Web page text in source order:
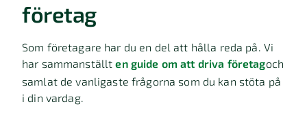
företag
Som företagare har du en del att hålla reda på. Vi
har sammanställten guide om att driva företagoch
samlat de vanligaste frågorna som du kan stöta på
i din vardag.